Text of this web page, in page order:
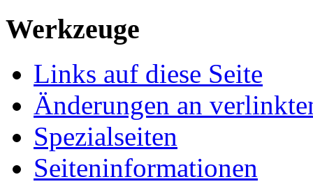
Werkzeuge
Links auf diese Seite
Änderungen an
Spezialseiten
Seiten­informationen